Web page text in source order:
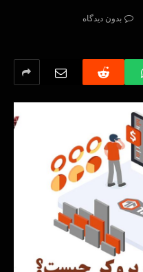
بدون دیدگاه